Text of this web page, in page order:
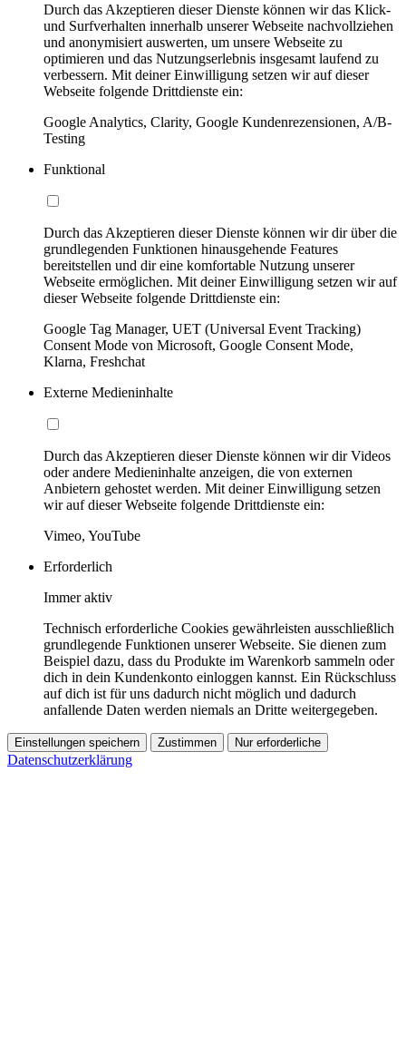
Durch das Akzeptieren dieser Dienste können wir das Klick-
und Surfverhalten innerhalb unserer Webseite nachvollziehen
und anonymisiert auswerten, um unsere Webseite zu
optimieren und das Nutzungserlebnis insgesamt laufend zu
verbessern. Mit deiner Einwilligung setzen wir auf dieser
Webseite folgende Drittdienste ein:
Google Analytics, Clarity, Google Kundenrezensionen, A/B-
Testing
Funktional
Durch das Akzeptieren dieser Dienste können wir dir über die
grundlegenden Funktionen hinausgehende Features
bereitstellen und dir eine komfortable Nutzung unserer
Webseite ermöglichen. Mit deiner Einwilligung setzen wir auf
dieser Webseite folgende Drittdienste ein:
Google Tag Manager, UET (Universal Event Tracking)
Consent Mode von Microsoft, Google Consent Mode,
Klarna, Freshchat
Externe Medieninhalte
Durch das Akzeptieren dieser Dienste können wir dir Videos
oder andere Medieninhalte anzeigen, die von externen
Anbietern gehostet werden. Mit deiner Einwilligung setzen
wir auf dieser Webseite folgende Drittdienste ein:
Vimeo, YouTube
Erforderlich
Immer aktiv
Technisch erforderliche Cookies gewährleisten ausschließlich
grundlegende Funktionen unserer Webseite. Sie dienen zum
Beispiel dazu, dass du Produkte im Warenkorb sammeln oder
dich in dein Kundenkonto einloggen kannst. Ein Rückschluss
auf dich ist für uns dadurch nicht möglich und dadurch
anfallende Daten werden niemals an Dritte weitergegeben.
Einstellungen speichern Zustimmen Nur erforderliche
Datenschutzerklärung